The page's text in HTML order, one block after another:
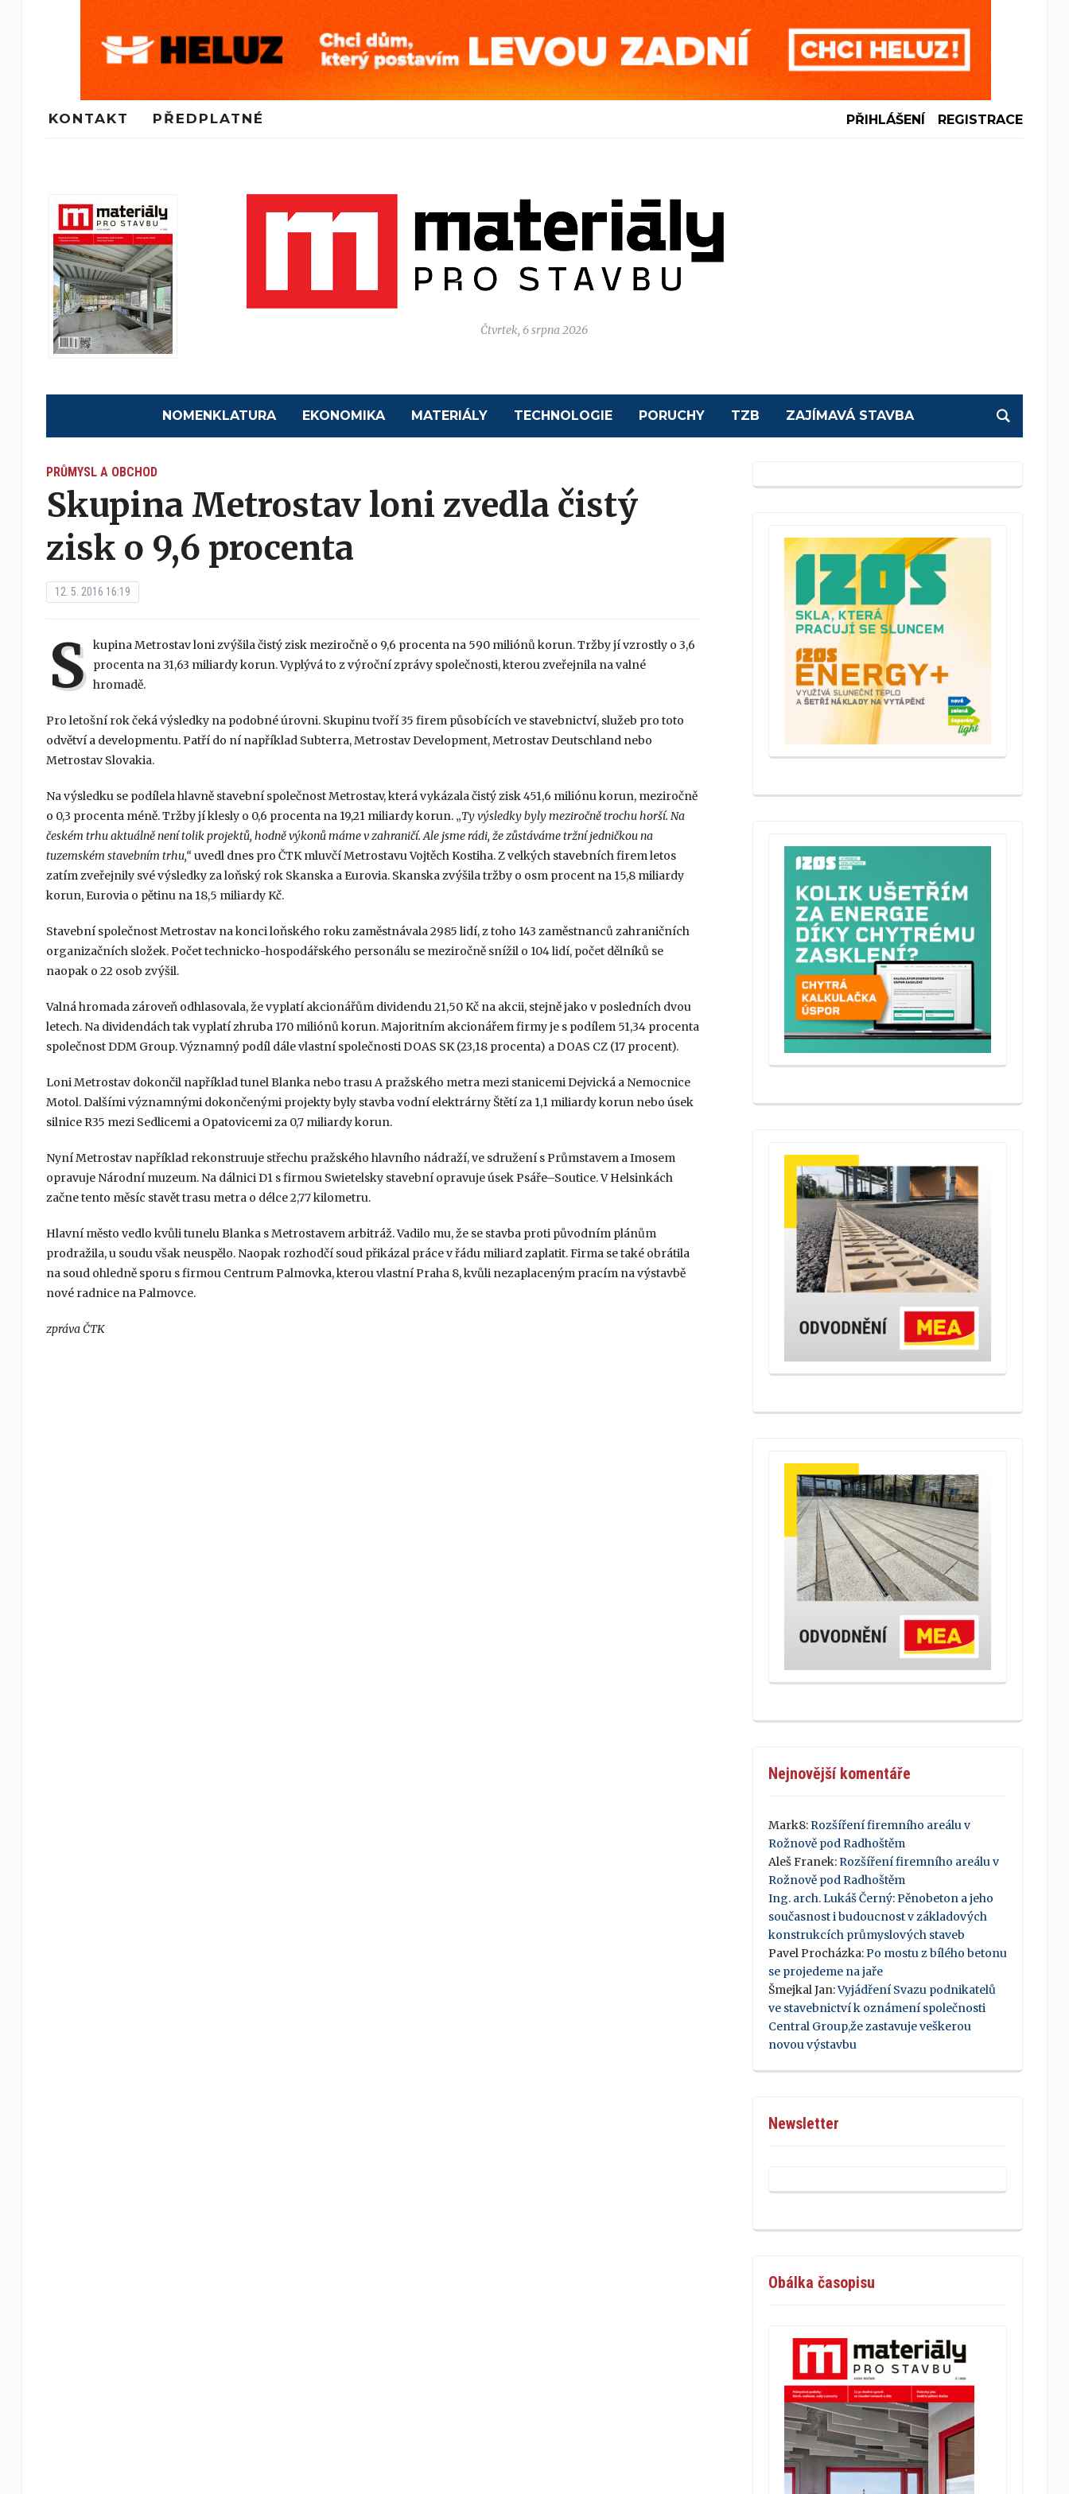
KONTAKT PŘEDPLATNÉ PŘIHLÁŠENÍ REGISTRACE
Čtvrtek, 6 srpna 2026
NOMENKLATURA EKONOMIKA MATERIÁLY TECHNOLOGIE PORUCHY TZB ZAJÍMAVÁ STAVBA
PRŮMYSL A OBCHOD
Skupina Metrostav loni zvedla čistý
zisk o 9,6 procenta
12. 5. 2016 16:19
S kupina Metrostav loni zvýšila čistý zisk meziročně o 9,6 procenta na 590 miliónů korun. Tržby jí vzrostly o 3,6
procenta na 31,63 miliardy korun. Vyplývá to z výroční zprávy společnosti, kterou zveřejnila na valné
hromadě.
Pro letošní rok čeká výsledky na podobné úrovni. Skupinu tvoří 35 firem působících ve stavebnictví, služeb pro toto
odvětví a developmentu. Patří do ní například Subterra, Metrostav Development, Metrostav Deutschland nebo
Metrostav Slovakia.
Na výsledku se podílela hlavně stavební společnost Metrostav, která vykázala čistý zisk 451,6 miliónu korun, meziročně
o 0,3 procenta méně. Tržby jí klesly o 0,6 procenta na 19,21 miliardy korun. „Ty výsledky byly meziročně trochu horší. Na
českém trhu aktuálně není tolik projektů, hodně výkonů máme v zahraničí. Ale jsme rádi, že zůstáváme tržní jedničkou na
tuzemském stavebním trhu,“ uvedl dnes pro ČTK mluvčí Metrostavu Vojtěch Kostiha. Z velkých stavebních firem letos
zatím zveřejnily své výsledky za loňský rok Skanska a Eurovia. Skanska zvýšila tržby o osm procent na 15,8 miliardy
korun, Eurovia o pětinu na 18,5 miliardy Kč.
Stavební společnost Metrostav na konci loňského roku zaměstnávala 2985 lidí, z toho 143 zaměstnanců zahraničních
organizačních složek. Počet technicko-hospodářského personálu se meziročně snížil o 104 lidí, počet dělníků se
naopak o 22 osob zvýšil.
Valná hromada zároveň odhlasovala, že vyplatí akcionářům dividendu 21,50 Kč na akcii, stejně jako v posledních dvou
letech. Na dividendách tak vyplatí zhruba 170 miliónů korun. Majoritním akcionářem firmy je s podílem 51,34 procenta
společnost DDM Group. Významný podíl dále vlastní společnosti DOAS SK (23,18 procenta) a DOAS CZ (17 procent).
Loni Metrostav dokončil například tunel Blanka nebo trasu A pražského metra mezi stanicemi Dejvická a Nemocnice
Motol. Dalšími významnými dokončenými projekty byly stavba vodní elektrárny Štětí za 1,1 miliardy korun nebo úsek
silnice R35 mezi Sedlicemi a Opatovicemi za 0,7 miliardy korun.
Nyní Metrostav například rekonstruuje střechu pražského hlavního nádraží, ve sdružení s Průmstavem a Imosem
opravuje Národní muzeum. Na dálnici D1 s firmou Swietelsky stavební opravuje úsek Psáře–Soutice. V Helsinkách
začne tento měsíc stavět trasu metra o délce 2,77 kilometru.
Hlavní město vedlo kvůli tunelu Blanka s Metrostavem arbitráž. Vadilo mu, že se stavba proti původním plánům
prodražila, u soudu však neuspělo. Naopak rozhodčí soud přikázal práce v řádu miliard zaplatit. Firma se také obrátila
na soud ohledně sporu s firmou Centrum Palmovka, kterou vlastní Praha 8, kvůli nezaplaceným pracím na výstavbě
nové radnice na Palmovce.
zpráva ČTK
Nejnovější komentáře
Mark8:Rozšíření firemního areálu v
Rožnově pod Radhoštěm
Aleš Franek:Rozšíření firemního areálu v
Rožnově pod Radhoštěm
Ing. arch. Lukáš Černý:Pěnobeton a jeho
současnost i budoucnost v základových
konstrukcích průmyslových staveb
Pavel Procházka:Po mostu z bílého betonu
se projedeme na jaře
Šmejkal Jan:Vyjádření Svazu podnikatelů
ve stavebnictví k oznámení společnosti
Central Group,že zastavuje veškerou
novou výstavbu
Newsletter
Obálka časopisu